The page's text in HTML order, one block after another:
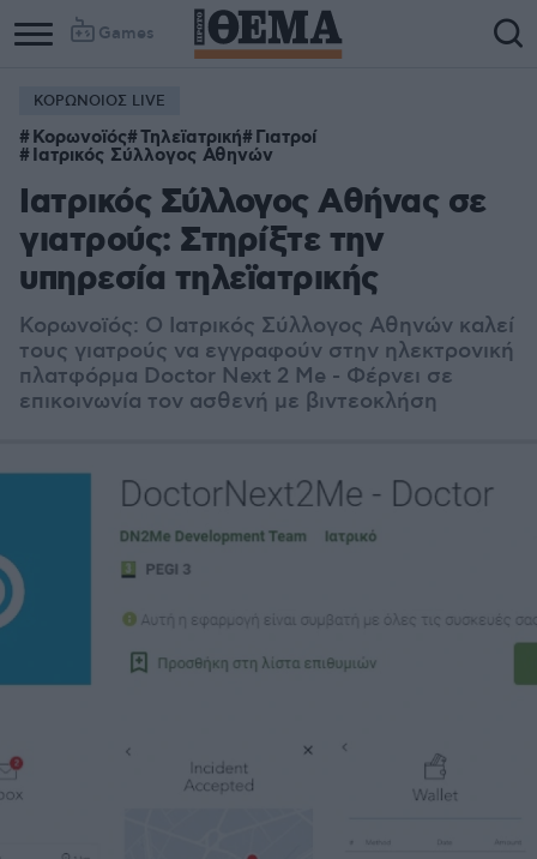
Games
ΚΟΡΩΝΟΙΟΣ LIVE
Κορωνοϊός Τηλεϊατρική Γιατροί
Ιατρικός Σύλλογος Αθηνών
Ιατρικός Σύλλογος Αθήνας σε
γιατρούς: Στηρίξτε την
υπηρεσία τηλεϊατρικής
Κορωνοϊός: Ο Ιατρικός Σύλλογος Αθηνών καλεί
τους γιατρούς να εγγραφούν στην ηλεκτρονική
πλατφόρμα Doctor Next 2 Me - Φέρνει σε
επικοινωνία τον ασθενή με βιντεοκλήση